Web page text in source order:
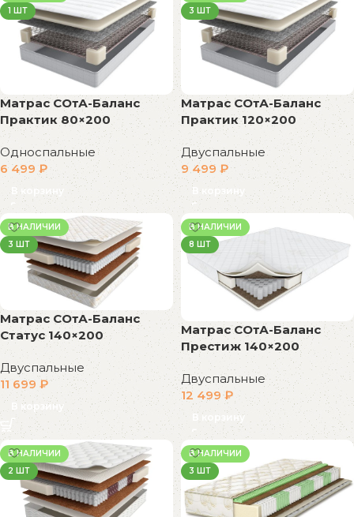
1 ШТ
Матрас СОтА-Баланс
Практик 80×200
Односпальные
6 499 ₽
В корзину
3 ШТ
Матрас СОтА-Баланс
Практик 120×200
Двуспальные
9 499 ₽
В корзину
В НАЛИЧИИ
3 ШТ
Матрас СОтА-Баланс
Статус 140×200
Двуспальные
11 699 ₽
В корзину
В НАЛИЧИИ
8 ШТ
Матрас СОтА-Баланс
Престиж 140×200
Двуспальные
12 499₽
В корзину
В НАЛИЧИИ
2 ШТ
В НАЛИЧИИ
3 ШТ